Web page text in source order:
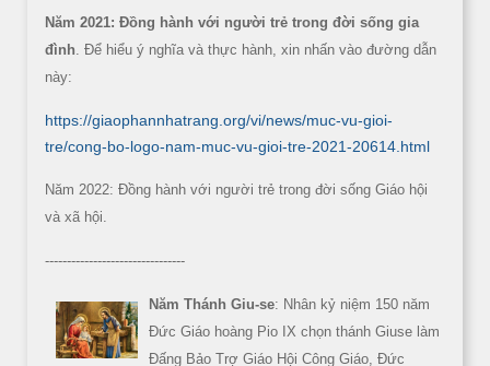
Năm 2021: Đồng hành với người trẻ trong đời sống gia
đình. Để hiểu ý nghĩa và thực hành, xin nhấn vào đường dẫn
này:
https://giaophannhatrang.org/vi/news/muc-vu-gioi-
tre/cong-bo-logo-nam-muc-vu-gioi-tre-2021-20614.html
Năm 2022: Đồng hành với người trẻ trong đời sống Giáo hội
và xã hội.
--------------------------------
Năm Thánh Giu-se: Nhân kỷ niệm 150 năm
Đức Giáo hoàng Pio IX chọn thánh Giuse làm
Đấng Bảo Trợ Giáo Hội Công Giáo, Đức